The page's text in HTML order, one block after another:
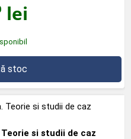
lei
stoc
si studii de caz